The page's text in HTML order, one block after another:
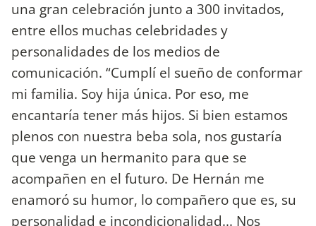
una gran celebración junto a 300 invitados,
entre ellos muchas celebridades y
personalidades de los medios de
comunicación. “Cumplí el sueño de conformar
mi familia. Soy hija única. Por eso, me
encantaría tener más hijos. Si bien estamos
plenos con nuestra beba sola, nos gustaría
que venga un hermanito para que se
acompañen en el futuro. De Hernán me
enamoró su humor, lo compañero que es, su
personalidad e incondicionalidad... Nos